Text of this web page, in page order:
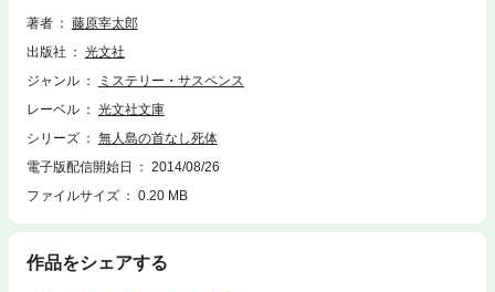
著者
藤原宰太郎
出版社
光文社
ジャンル
ミステリー・サスペンス
レーベル
光文社文庫
シリーズ
無人島の首なし死体
電子版配信開始日
2014/08/26
ファイルサイズ
0.20 MB
作品をシェアする